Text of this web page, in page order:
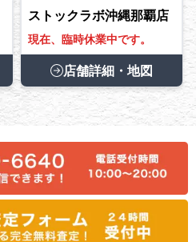
ストックラボ沖縄那覇店
現在、臨時休業中です。
店舗詳細・地図